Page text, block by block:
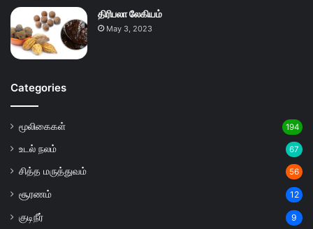
திரிபலா லேகியம்
May 3, 2023
Categories
மூலிகைகள் 194
உடல் நலம் 67
சித்த மருத்துவம் 56
சூரணம் 12
குடிநீர் 9